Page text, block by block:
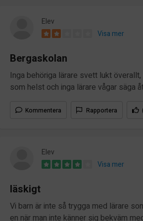
Elev
Visa mer
Bergaskolan
Inga behöriga lärare svett lukt
som helst och inga lärare vågar säga
Kommentera Rapportera
Elev
Visa mer
läskigt
Vi barn är inte så trygga med lärare
en när man inte känner sig bekväm